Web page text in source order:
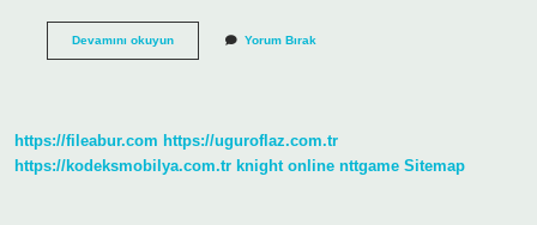
Devamını okuyunBelirsiz
Olmak
Mı
Yorum Bırak
https://fileabur.com https://uguroflaz.com.tr
https://kodeksmobilya.com.tr knight online nttgame Sitemap